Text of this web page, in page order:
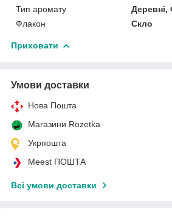
Тип аромату
Деревні,
Флакон
Скло
Приховати
Умови доставки
Нова Пошта
Магазини Rozetka
Укрпошта
Meest ПОШТА
Всі умови доставки